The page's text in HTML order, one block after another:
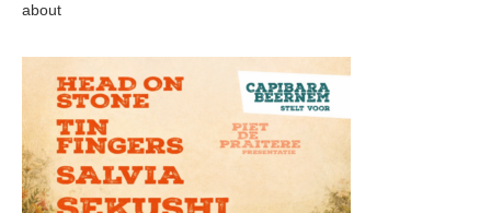
about